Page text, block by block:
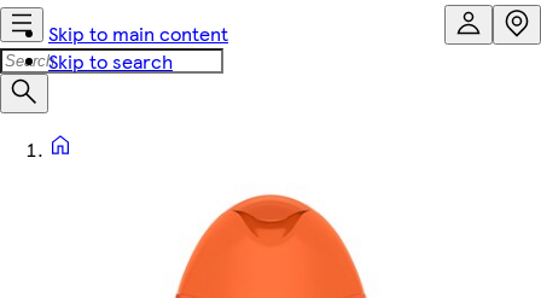
Skip to main content
Skip to search